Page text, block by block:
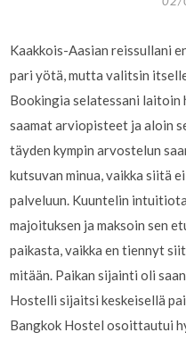
Kaakkois-Aasian reissullani
pari yötä, mutta valitsin
Bookingia selatessani laitoin
saamat arviopisteet ja aloin
täyden kympin arvostelun
kutsuvan minua, vaikka siitä
palveluun. Kuuntelin
majoituksen ja maksoin sen
paikasta, vaikka en tiennyt
mitään. Paikan sijainti oli
Hostelli sijaitsi keskeisellä
Bangkok Hostel osoittautui